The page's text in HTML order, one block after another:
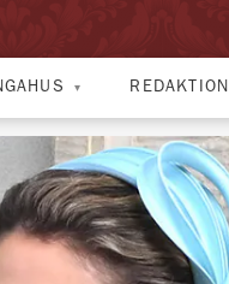
REDAKTION